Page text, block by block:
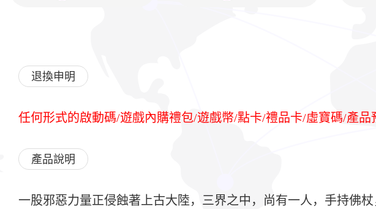
退換申明
任何形式的啟動碼/遊戲內購禮包/遊戲幣/點卡/禮品卡/虛寶碼/產品
產品說明
一股邪惡力量正侵蝕著上古大陸，三界之中，尚有一人，手持佛